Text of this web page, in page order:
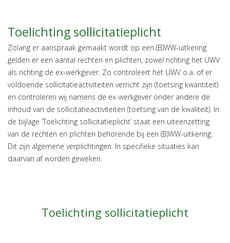
Toelichting sollicitatieplicht
Zolang er aanspraak gemaakt wordt op een (B)WW-uitkering
gelden er een aantal rechten en plichten, zowel richting het UWV
als richting de ex-werkgever. Zo controleert het UWV o.a. of er
voldoende sollicitatieactiviteiten verricht zijn (toetsing kwantiteit)
en controleren wij namens de ex-werkgever onder andere de
inhoud van de sollicitatieactiviteiten (toetsing van de kwaliteit). In
de bijlage ‘Toelichting sollicitatieplicht’ staat een uiteenzetting
van de rechten en plichten behorende bij een (B)WW-uitkering.
Dit zijn algemene verplichtingen. In specifieke situaties kan
daarvan af worden geweken.
Toelichting sollicitatieplicht